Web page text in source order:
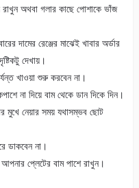
অথবা গলার কাছে পোশাকে ভাঁজ
দামের রেঞ্জের মাঝেই খাবার অর্ডার
দেখায়।
খাওয়া শুরু করবেন না।
না দিয়ে বাম থেকে ডান দিকে দিন।
মুখে নেয়ার সময় যথাসম্ভব ছোট
ডাকবেন না।
প্লেটের বাম পাশে রাখুন।